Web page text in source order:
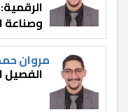
وصناعة
مروان
الفصيل